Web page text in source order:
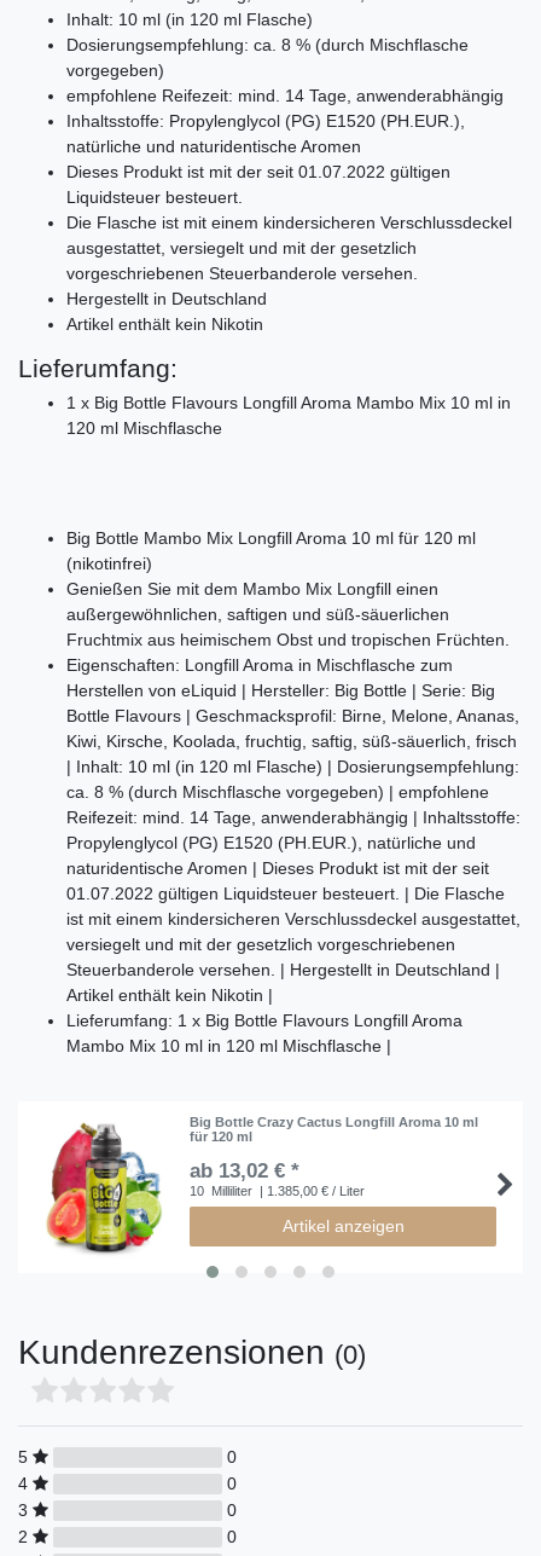
Inhalt: 10 ml (in 120 ml Flasche)
Dosierungsempfehlung: ca. 8 % (durch Mischflasche
vorgegeben)
empfohlene Reifezeit: mind. 14 Tage, anwenderabhängig
Inhaltsstoffe: Propylenglycol (PG) E1520 (PH.EUR.),
natürliche und naturidentische Aromen
Dieses Produkt ist mit der seit 01.07.2022 gültigen
Liquidsteuer besteuert.
Die Flasche ist mit einem kindersicheren Verschlussdeckel
ausgestattet, versiegelt und mit der gesetzlich
vorgeschriebenen Steuerbanderole versehen.
Hergestellt in Deutschland
Artikel enthält kein Nikotin
Lieferumfang:
1 x Big Bottle Flavours Longfill Aroma Mambo Mix 10 ml in
120 ml Mischflasche
Big Bottle Mambo Mix Longfill Aroma 10 ml für 120 ml
(nikotinfrei)
Genießen Sie mit dem Mambo Mix Longfill einen
außergewöhnlichen, saftigen und süß-säuerlichen
Fruchtmix aus heimischem Obst und tropischen Früchten.
Eigenschaften: Longfill Aroma in Mischflasche zum
Herstellen von eLiquid | Hersteller: Big Bottle | Serie: Big
Bottle Flavours | Geschmacksprofil: Birne, Melone, Ananas,
Kiwi, Kirsche, Koolada, fruchtig, saftig, süß-säuerlich, frisch
| Inhalt: 10 ml (in 120 ml Flasche) | Dosierungsempfehlung:
ca. 8 % (durch Mischflasche vorgegeben) | empfohlene
Reifezeit: mind. 14 Tage, anwenderabhängig | Inhaltsstoffe:
Propylenglycol (PG) E1520 (PH.EUR.), natürliche und
naturidentische Aromen | Dieses Produkt ist mit der seit
01.07.2022 gültigen Liquidsteuer besteuert. | Die Flasche
ist mit einem kindersicheren Verschlussdeckel ausgestattet,
versiegelt und mit der gesetzlich vorgeschriebenen
Steuerbanderole versehen. | Hergestellt in Deutschland |
Artikel enthält kein Nikotin |
Lieferumfang: 1 x Big Bottle Flavours Longfill Aroma
Mambo Mix 10 ml in 120 ml Mischflasche |
Big Bottle Crazy Cactus Longfill Aroma 10 ml
für 120 ml
ab 13,02 € *
10 Milliliter | 1.385,00 € / Liter
Artikel anzeigen
Kundenrezensionen (0)
5
0
4
0
3
0
2
0